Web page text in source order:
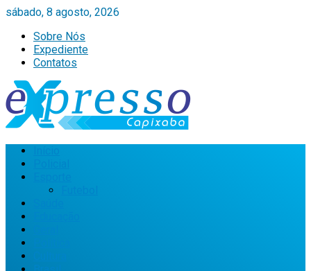
sábado, 8 agosto, 2026
Sobre Nós
Expediente
Contatos